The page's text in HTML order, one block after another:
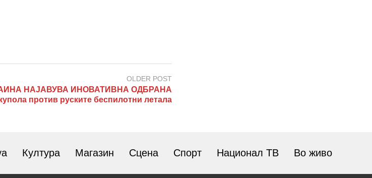
OLDER POST
НАЈАВУВА ИНОВАТИВНА ОДБРАНА
против руските беспилотни летала
Култура Магазин Сцена Спорт Национал ТВ Во живо